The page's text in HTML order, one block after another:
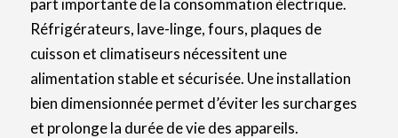
Réfrigérateurs, lave-linge, fours, plaques de
cuisson et climatiseurs nécessitent une
alimentation stable et sécurisée. Une installation
bien dimensionnée permet d’éviter les surcharges
et prolonge la durée de vie des appareils.